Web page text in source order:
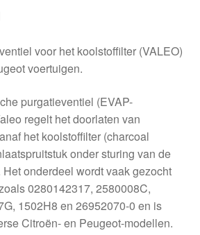
voor het koolstoffilter (VALEO)
voertuigen.
purgatieventiel (EVAP-
regelt het doorlaten van
het koolstoffilter (charcoal
onder sturing van de
onderdeel wordt vaak gezocht
0280142317, 2580008C,
1502H8 en 26952070-0 en is
Citroën- en Peugeot-modellen.